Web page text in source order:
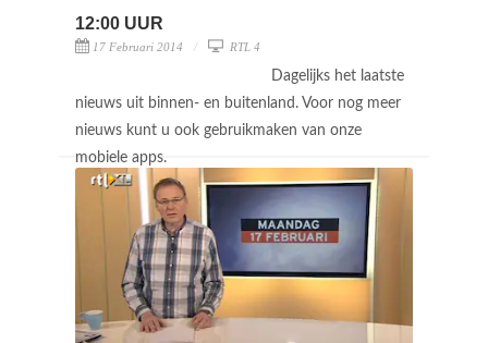
12:00 UUR
17 Februari 2014 RTL 4
Dagelijks het laatste
nieuws uit binnen- en buitenland. Voor nog meer
nieuws kunt u ook gebruikmaken van onze
mobiele apps.